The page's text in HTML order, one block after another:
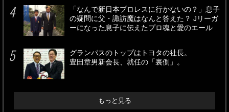
「なんで新日本プロレスに行かないの？」息子
の疑問に父・諏訪魔はなんと答えた？ Jリーガ
ーになった息子に伝えたプロ魂と愛のエール
グランパスのトップはトヨタの社長。
豊田章男新会長、就任の「裏側」。
もっと見る